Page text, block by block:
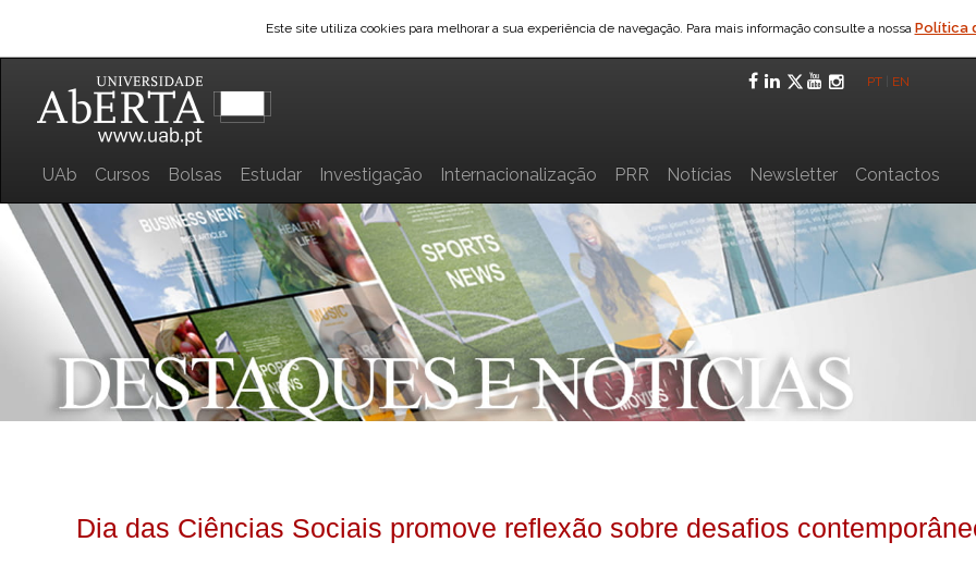
Este site utiliza cookies para melhorar a sua experiência de navegação. Para mais informação consulte a nossa Política
Facebook
LinkedIn
Twitter
YouTube
PT EN
UAb Cursos Bolsas Estudar Investigação Internacionalização PRR Notícias Newsletter Contactos
Dia das Ciências Sociais promove reflexão sobre desafios